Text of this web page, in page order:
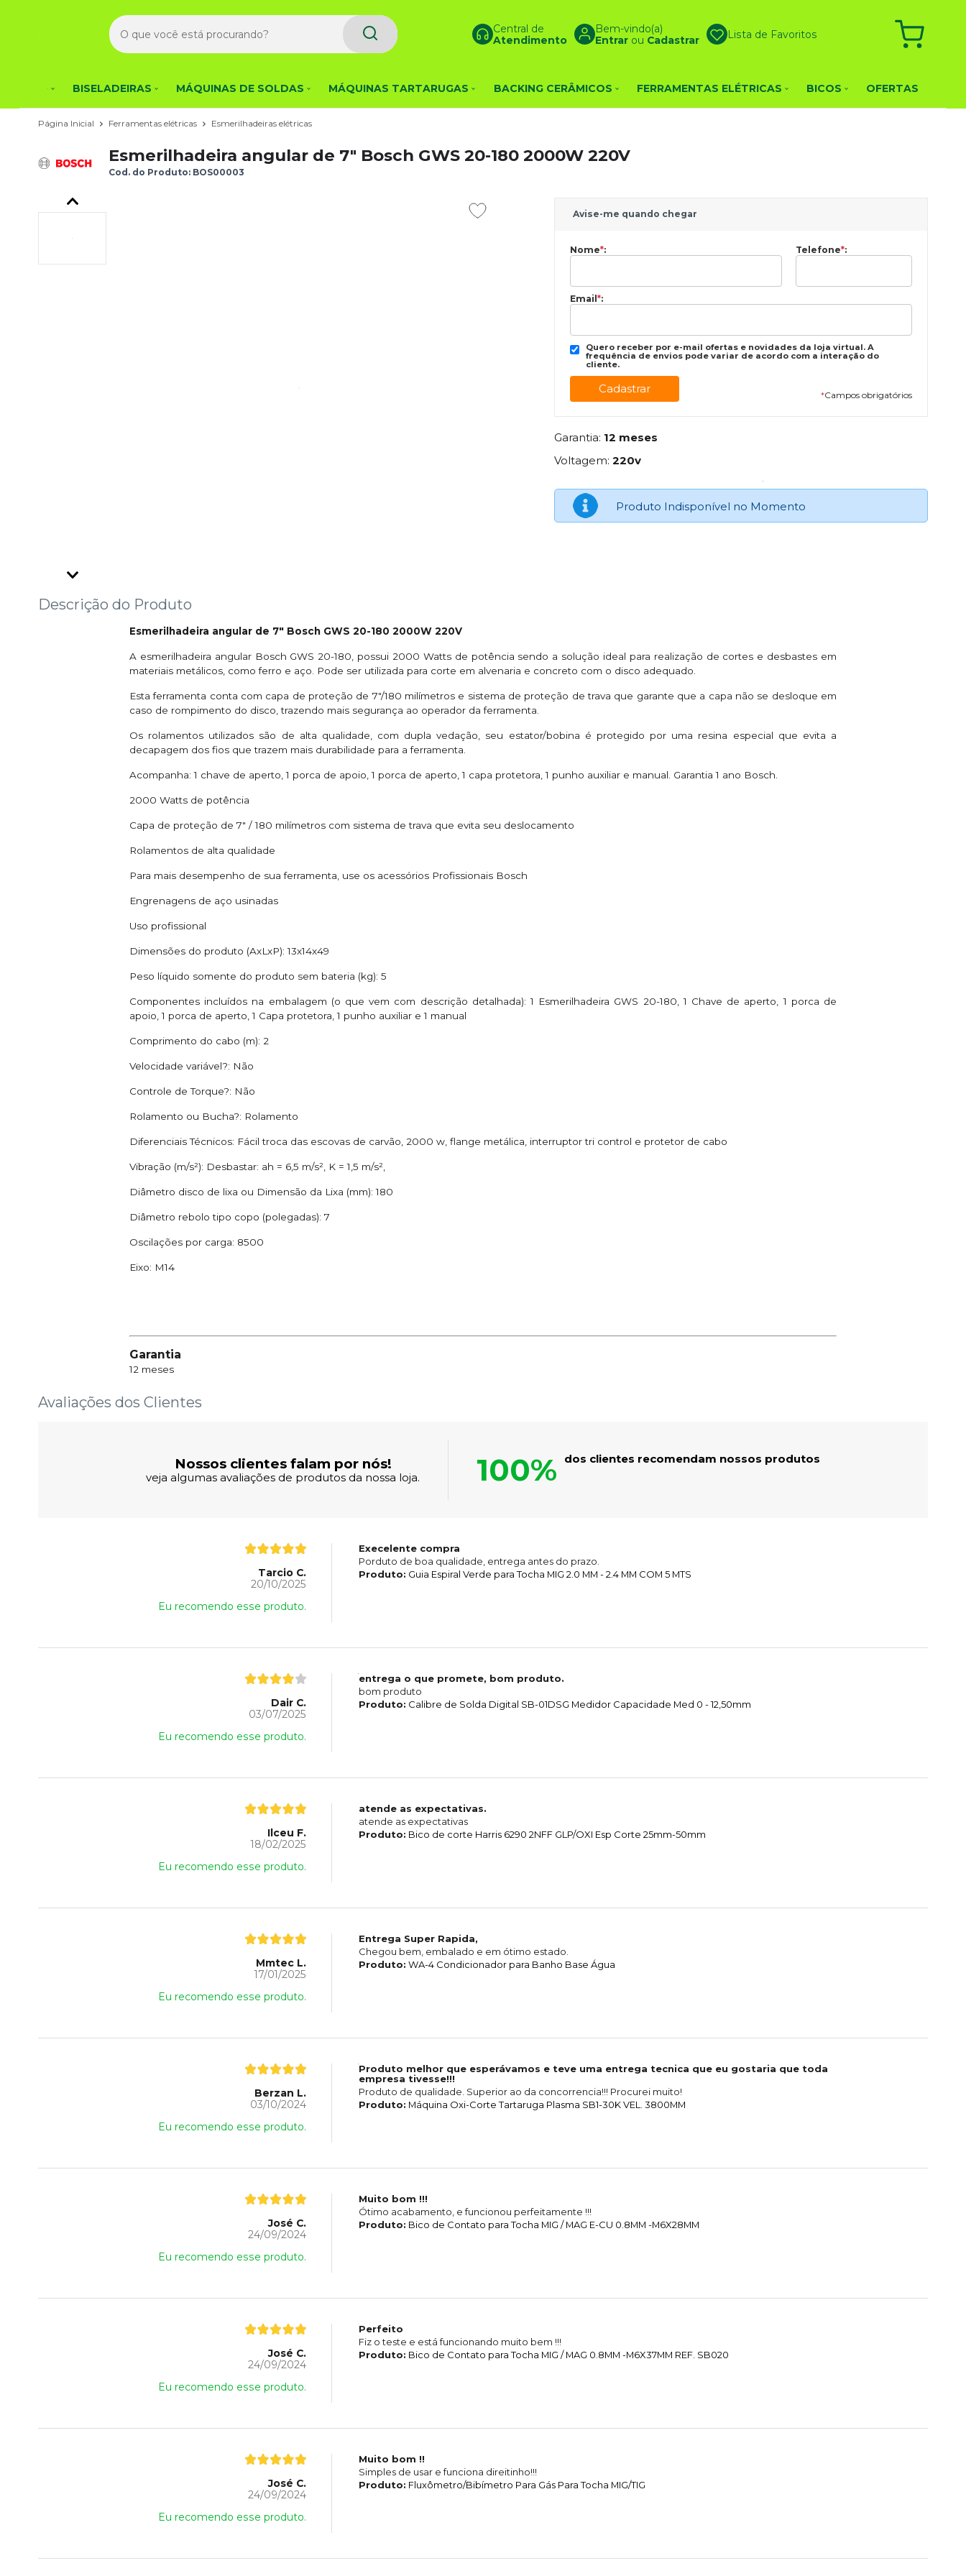
Central de
Atendimento
Bem-vindo(a)
Entrarou Cadastrar Lista de Favoritos
BISELADEIRAS MÁQUINAS DE SOLDAS MÁQUINAS TARTARUGAS BACKING CERÂMICOS FERRAMENTAS ELÉTRICAS BICOS OFERTAS
Página Inicial Ferramentas elétricas Esmerilhadeiras elétricas
Esmerilhadeira angular de 7" Bosch GWS 20-180 2000W 220V
Cod. do Produto: BOS00003
Avise-me quando chegar
Nome*: Telefone*:
Email *:
Quero receber por e-mail ofertas e novidades da loja virtual. A
frequência de envios pode variar de acordo com a interação do
cliente.
*Campos obrigatórios
Garantia: 12 meses
Voltagem:220v
Produto Indisponível no Momento
Descrição do Produto
Esmerilhadeira angular de 7" Bosch GWS 20-180 2000W 220V
A esmerilhadeira angular Bosch GWS 20-180, possui 2000 Watts de potência sendo a solução ideal para realização de cortes e desbastes em
materiais metálicos, como ferro e aço. Pode ser utilizada para corte em alvenaria e concreto com o disco adequado.
Esta ferramenta conta com capa de proteção de 7"/180 milímetros e sistema de proteção de trava que garante que a capa não se desloque em
caso de rompimento do disco, trazendo mais segurança ao operador da ferramenta.
Os rolamentos utilizados são de alta qualidade, com dupla vedação, seu estator/bobina é protegido por uma resina especial que evita a
decapagem dos fios que trazem mais durabilidade para a ferramenta.
Acompanha: 1 chave de aperto, 1 porca de apoio, 1 porca de aperto, 1 capa protetora, 1 punho auxiliar e manual. Garantia 1 ano Bosch.
2000 Watts de potência
Capa de proteção de 7" / 180 milímetros com sistema de trava que evita seu deslocamento
Rolamentos de alta qualidade
Para mais desempenho de sua ferramenta, use os acessórios Profissionais Bosch
Engrenagens de aço usinadas
Uso profissional
Dimensões do produto (AxLxP): 13x14x49
Peso líquido somente do produto sem bateria (kg): 5
Componentes incluídos na embalagem (o que vem com descrição detalhada): 1 Esmerilhadeira GWS 20-180, 1 Chave de aperto, 1 porca de
apoio, 1 porca de aperto, 1 Capa protetora, 1 punho auxiliar e 1 manual
Comprimento do cabo (m): 2
Velocidade variável?: Não
Controle de Torque?: Não
Rolamento ou Bucha?: Rolamento
Diferenciais Técnicos: Fácil troca das escovas de carvão, 2000 w, flange metálica, interruptor tri control e protetor de cabo
Vibração (m/s²): Desbastar: ah = 6,5 m/s², K = 1,5 m/s²,
Diâmetro disco de lixa ou Dimensão da Lixa (mm): 180
Diâmetro rebolo tipo copo (polegadas): 7
Oscilações por carga: 8500
Eixo: M14
Garantia
12 meses
Avaliações dos Clientes
Nossos clientes falam por nós!
veja algumas avaliações de produtos da nossa loja. 100% dos clientes recomendam nossos produtos
Tarcio C.
20/10/2025
Eu recomendo esse produto.
Execelente compra
Porduto de boa qualidade, entrega antes do prazo.
Produto: Guia Espiral Verde para Tocha MIG 2.0 MM - 2.4 MM COM 5 MTS
Dair C.
03/07/2025
Eu recomendo esse produto.
entrega o que promete, bom produto.
bom produto
Produto: Calibre de Solda Digital SB-01DSG Medidor Capacidade Med 0 - 12,50mm
Ilceu F.
18/02/2025
Eu recomendo esse produto.
atende as expectativas.
atende as expectativas
Produto: Bico de corte Harris 6290 2NFF GLP/OXI Esp Corte 25mm-50mm
Mmtec L.
17/01/2025
Eu recomendo esse produto.
Entrega Super Rapida,
Chegou bem, embalado e em ótimo estado.
Produto: WA-4 Condicionador para Banho Base Água
Berzan L.
03/10/2024
Eu recomendo esse produto.
Produto melhor que esperávamos e teve uma entrega tecnica que eu gostaria que toda
empresa tivesse!!!
Produto de qualidade. Superior ao da concorrencia!!! Procurei muito!
Produto: Máquina Oxi-Corte Tartaruga Plasma SB1-30K VEL. 3800MM
José C.
24/09/2024
Eu recomendo esse produto.
Muito bom !!!
Ótimo acabamento, e funcionou perfeitamente !!!
Produto: Bico de Contato para Tocha MIG / MAG E-CU 0.8MM -M6X28MM
José C.
24/09/2024
Eu recomendo esse produto.
Perfeito
Fiz o teste e está funcionando muito bem !!!
Produto: Bico de Contato para Tocha MIG / MAG 0.8MM -M6X37MM REF. SB020
José C.
24/09/2024
Eu recomendo esse produto.
Muito bom !!
Simples de usar e funciona direitinho!!!
Produto: Fluxômetro/Bibímetro Para Gás Para Tocha MIG/TIG